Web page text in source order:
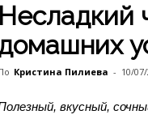
Несладкий
Кристина Пилиева - 10/
вкусный,